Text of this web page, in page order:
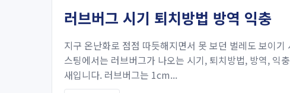
러브버그 시기 퇴치방법 방역 익충
지구 온난화로 점점 따듯해지면서 못 보던 벌레도 보이
스팅에서는 러브버그가 나오는 시기, 퇴치방법, 방역, 익
새입니다. 러브버그는 1cm...